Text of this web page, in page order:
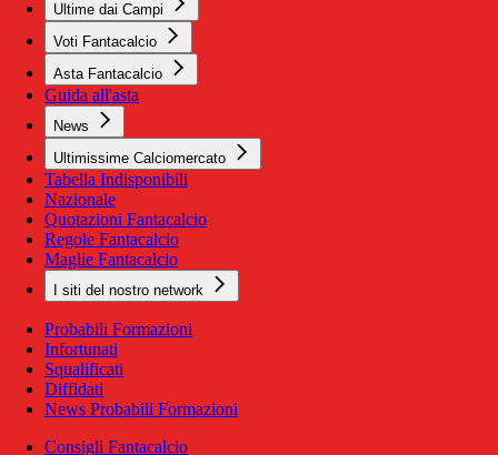
Ultime dai Campi
Voti Fantacalcio
Asta Fantacalcio
Guida all'asta
News
Ultimissime Calciomercato
Tabella Indisponibili
Nazionale
Quotazioni Fantacalcio
Regole Fantacalcio
Maglie Fantacalcio
I siti del nostro network
Probabili Formazioni
Infortunati
Squalificati
Diffidati
News Probabili Formazioni
Consigli Fantacalcio